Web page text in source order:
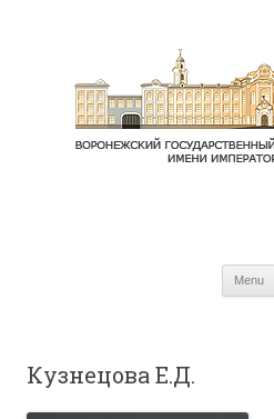
Menu
Кузнецова Е.Д.